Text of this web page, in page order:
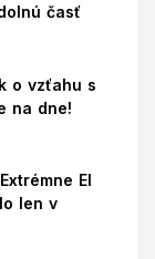
časť
o vzťahu s
na dne!
El
len v